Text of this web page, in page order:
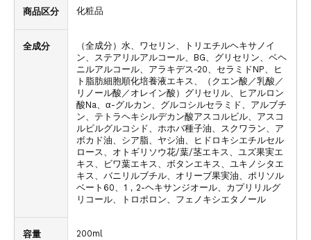
商品区分 化粧品
全成分
（全成分）水、ワセリン、トリエチルヘキサノイ
ン、ステアリルアルコール、BG、グリセリン、ベヘ
ニルアルコール、アラキデス-20、セラミドNP、ヒ
ト脂肪細胞順化培養液エキス、（クエン酸／乳酸／
リノール酸／オレイン酸）グリセリル、ヒアルロン
酸Na、α-グルカン、グルコシルセラミド、アルブチ
ン、テトラヘキシルデカン酸アスコルビル、アスコ
ルビルグルコシド、ホホバ種子油、スクワラン、ア
ボカド油、シア脂、ヤシ油、ヒドロキシエチルセル
ロース、オトギリソウ花/葉/茎エキス、ユズ果実エ
キス、ビワ葉エキス、ボタンエキス、ユキノシタエ
キス、バニリルブチル、オリーブ果実油、ポリソル
ベート60、1，2-ヘキサンジオール、カプリリルグ
リコール、トロポロン、フェノキシエタノール
容量 200ml